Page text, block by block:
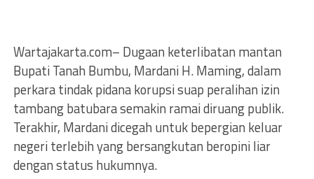
Wartajakarta.com– Dugaan keterlibatan mantan
Bupati Tanah Bumbu, Mardani H. Maming, dalam
perkara tindak pidana korupsi suap peralihan izin
tambang batubara semakin ramai diruang publik.
Terakhir, Mardani dicegah untuk bepergian keluar
negeri terlebih yang bersangkutan beropini liar
dengan status hukumnya.